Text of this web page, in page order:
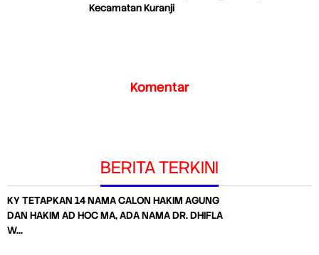
Kecamatan Kuranji
Komentar
BERITA TERKINI
KY TETAPKAN 14 NAMA CALON HAKIM AGUNG
DAN HAKIM AD HOC MA, ADA NAMA DR. DHIFLA
W…